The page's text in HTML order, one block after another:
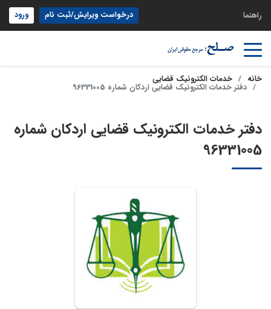
راهنما درخواست ویرایش/ثبت نام ورود
خانه خدمات الکترونیک قضایی
دفتر خدمات الکترونیک قضایی اردکان شماره 96331005
دفتر خدمات الکترونیک قضایی اردکان شماره
96331005